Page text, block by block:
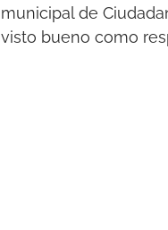
municipal de
visto bueno como